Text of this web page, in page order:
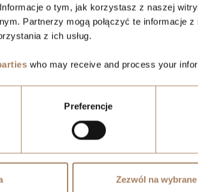
o tym, jak korzystasz z naszej
Partnerzy mogą połączyć te informacje
z ich usług.
who may receive and process your
Preferencje
Zezwól na wybrane
RESI Capital / GK Cavatina